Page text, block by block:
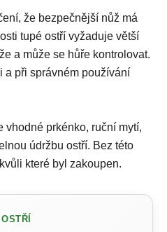
že bezpečnější nůž má
tupé ostří vyžaduje větší
a může se hůře kontrolovat.
a při správném používání
vhodné prkénko, ruční mytí,
údržbu ostří. Bez této
které byl zakoupen.